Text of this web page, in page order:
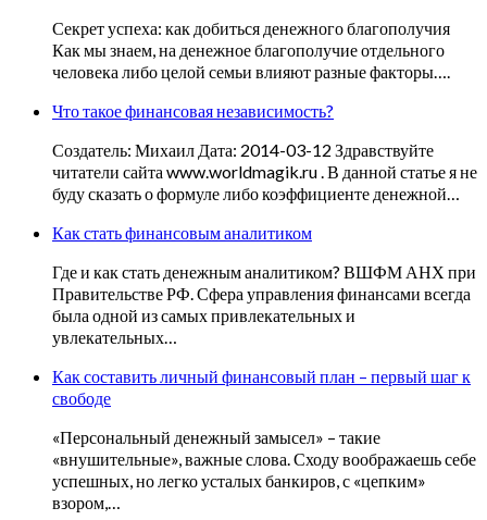
Секрет успеха: как добиться денежного благополучия
Как мы знаем, на денежное благополучие отдельного
человека либо целой семьи влияют разные факторы….
Что такое финансовая независимость?
Создатель: Михаил Дата: 2014-03-12 Здравствуйте
читатели сайта www.worldmagik.ru . В данной статье я не
буду сказать о формуле либо коэффициенте денежной…
Как стать финансовым аналитиком
Где и как стать денежным аналитиком? ВШФМ АНХ при
Правительстве РФ. Сфера управления финансами всегда
была одной из самых привлекательных и
увлекательных…
Как составить личный финансовый план – первый шаг к
свободе
«Персональный денежный замысел» – такие
«внушительные», важные слова. Сходу воображаешь себе
успешных, но легко усталых банкиров, с «цепким»
взором,…